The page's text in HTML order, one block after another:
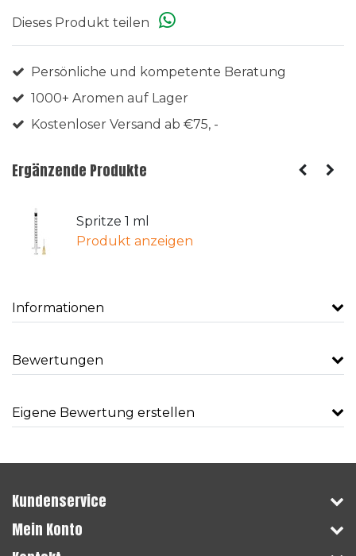
Dieses Produkt teilen
Persönliche und kompetente Beratung
1000+ Aromen auf Lager
Kostenloser Versand ab €75, -
Ergänzende Produkte
Spritze 1 ml
Produkt anzeigen
Informationen
Bewertungen
Eigene Bewertung erstellen
Kundenservice
Mein Konto